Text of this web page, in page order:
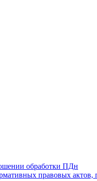
обработки ПДн
правовых актов,